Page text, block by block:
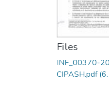
Files
INF_00370-
CIPASH.pdf